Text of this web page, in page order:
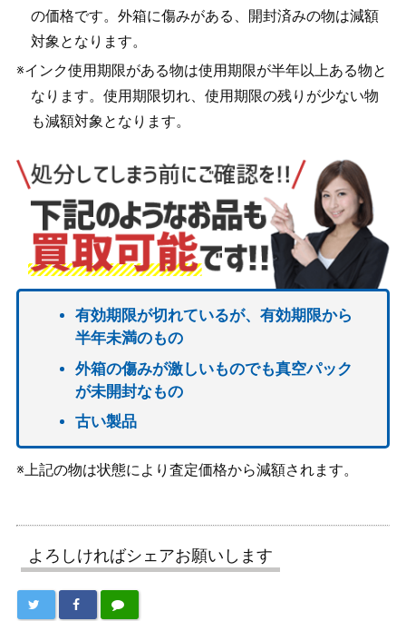
の価格です。外箱に傷みがある、開封済みの物は減額
対象となります。
※インク使用期限がある物は使用期限が半年以上ある物と
なります。使用期限切れ、使用期限の残りが少ない物
も減額対象となります。
有効期限が切れているが、有効期限から
半年未満のもの
外箱の傷みが激しいものでも真空パック
が未開封なもの
古い製品
※上記の物は状態により査定価格から減額されます。
よろしければシェアお願いします